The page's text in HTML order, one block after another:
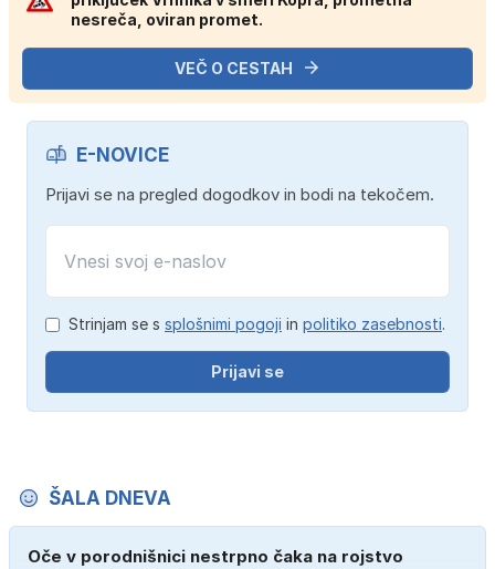
nesreča, oviran promet.
VEČ O CESTAH
E-NOVICE
Prijavi se na pregled dogodkov in bodi na tekočem.
Strinjam se s splošnimi pogoji in politiko zasebnosti.
Prijavi se
ŠALA DNEVA
Oče v porodnišnici nestrpno čaka na rojstvo